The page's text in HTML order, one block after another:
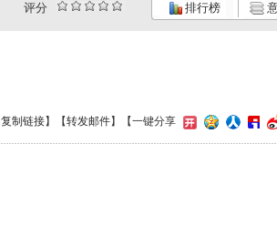
评分 排行榜
复制链接】【转发邮件】 【一键分享